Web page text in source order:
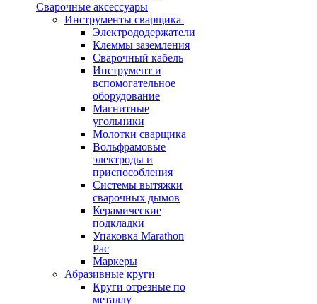
Сварочные аксессуары
Инструменты сварщика
Электрододержатели
Клеммы заземления
Сварочный кабель
Инструмент и
вспомогательное
оборудование
Магнитные
угольники
Молотки сварщика
Вольфрамовые
электроды и
приспособления
Системы вытяжки
сварочных дымов
Керамические
подкладки
Упаковка Marathon
Pac
Маркеры
Абразивные круги
Круги отрезные по
металлу